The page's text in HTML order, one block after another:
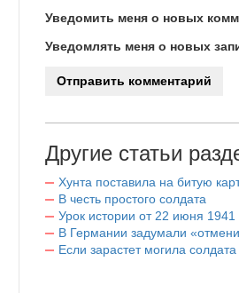
Уведомить меня о новых
Уведомлять меня о новых
Другие статьи
Хунта поставила на битую
В честь простого солдата
Урок истории от 22 июня 1941
В Германии задумали
Если зарастет могила солдата